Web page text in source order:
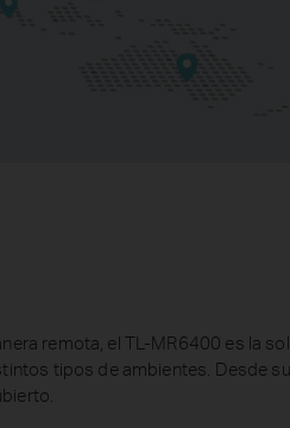
remota, el TL-MR6400 es la
tipos de ambientes. Desde